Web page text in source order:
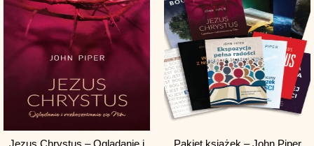
Doug Salser
George Smeaton
Gordon L. Addington
Greg Gilbert
Harrison L. Hays
Hendrik Schipper
Jezus Chrystus – Oglądanie i
Pakiet książek – John Piper